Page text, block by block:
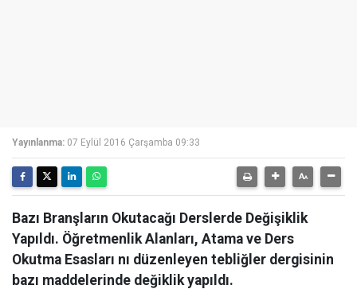
Yayınlanma: 07 Eylül 2016 Çarşamba 09:33
Bazı Branşların Okutacağı Derslerde Değişiklik
Yapıldı. Öğretmenlik Alanları, Atama ve Ders
Okutma Esasları nı düzenleyen tebliğler dergisinin
bazı maddelerinde değiklik yapıldı.